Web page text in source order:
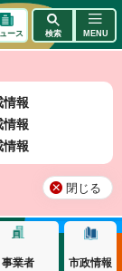
報
報
報
閉じる
ース 検索 MENU
事業者 市政情報